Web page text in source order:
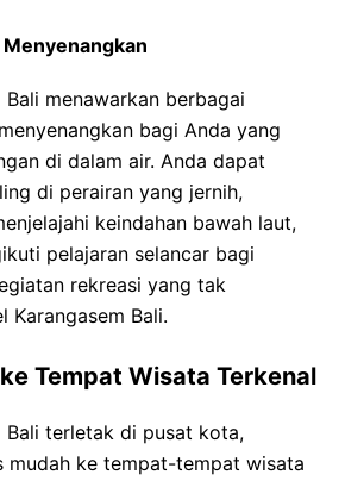
menawarkan berbagai
bagi Anda yang
di dalam air. Anda dapat
di perairan yang jernih,
keindahan bawah laut,
pelajaran selancar bagi
rekreasi yang tak
Karangasem Bali.
Tempat Wisata Terkenal
Bali terletak di pusat kota,
mudah ke tempat-tempat wisata